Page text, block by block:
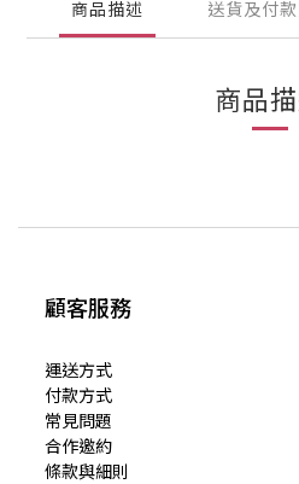
商品描述 送貨及付
商品
顧客服務
運送方式
付款方式
常見問題
合作邀約
條款與細則